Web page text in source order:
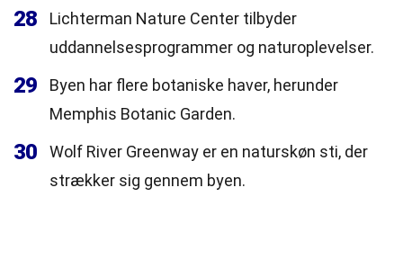
28
Lichterman Nature Center tilbyder
uddannelsesprogrammer og naturoplevelser.
29
Byen har flere botaniske haver, herunder
Memphis Botanic Garden.
30
Wolf River Greenway er en naturskøn sti, der
strækker sig gennem byen.